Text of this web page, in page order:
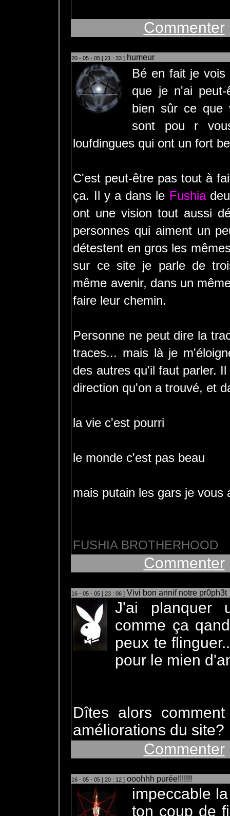
Commenter
20 - 05 - 05 [ 21 : 33 ] humeur
Bé en fait je vois
que je n'ai
bien sûr ce que
sont pou r
loufdingues qui ont un fort
C'est peut-être pas tout à
ça. Il y a dans le Fushia
ont une vision tout aussi
personnes qui aiment un
détestent en gros les
sur ce site je parle de
même avenir, dans un
faire leur chemin.
Personne ne peut dire la
traces... mais là je
des autres qu'il faut parler.
direction qu'on a trouvé, et
la vie c'est pourri
le monde c'est pas beau
mais putain les gars je vous
FUSHIA BROTHERHOOD
Commenter
16 - 05 - 05 [ 23 : 06 ] Vivi bon annif notre pr0ph3t
J'ai planquer
comme ça
peux te
pour le mien
Dîtes alors
améliorations du site?
Commenter
16 - 05 - 05 [ 20 : 12 ] ooohhh purée!!!!!!!
impeccable
ton coup de